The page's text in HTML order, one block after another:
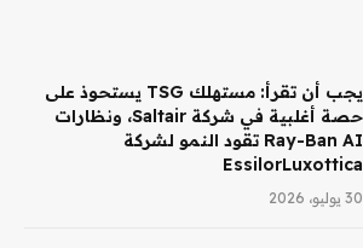
يجب أن تقرأ: مستهلك TSG يستحوذ على
حصة أغلبية في شركة Saltair، ونظارات
Ray-Ban AI تقود النمو لشركة
EssilorLuxottica
30 يوليو، 2026